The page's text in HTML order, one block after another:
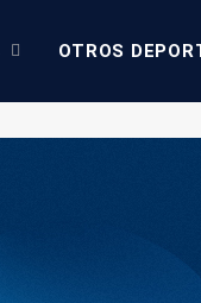
OTROS